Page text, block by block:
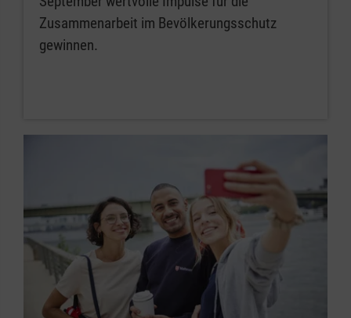
Zusammenarbeit im Bevölkerungsschutz
gewinnen.